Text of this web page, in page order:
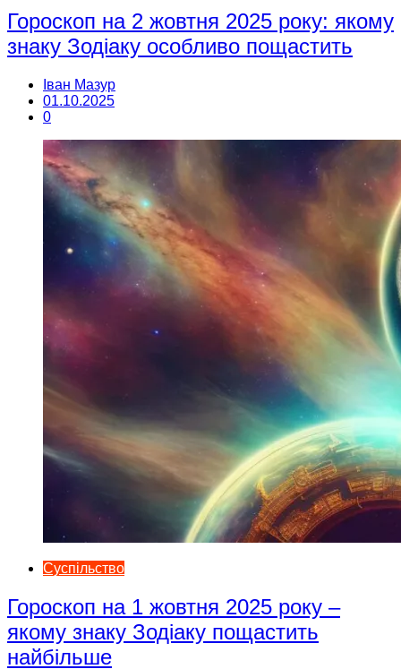
Гороскоп на 2 жовтня 2025 року: якому
знаку Зодіаку особливо пощастить
Іван Мазур
01.10.2025
0
Суспільство
Гороскоп на 1 жовтня 2025 року –
якому знаку Зодіаку пощастить
найбільше